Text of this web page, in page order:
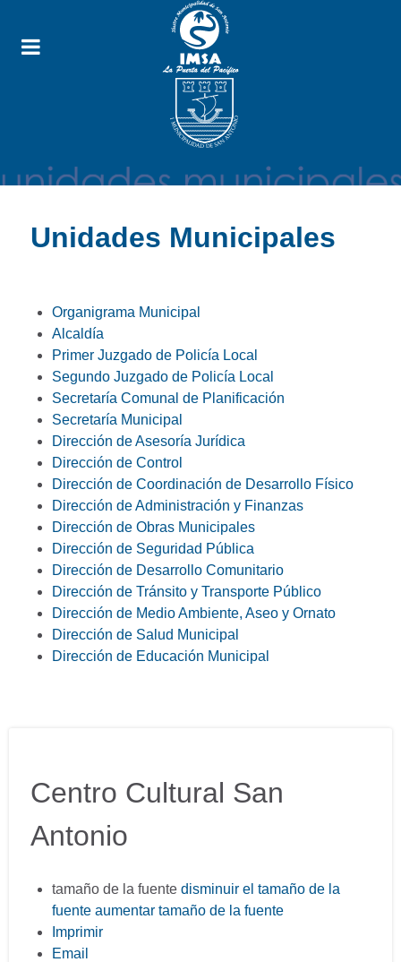
Unidades Municipales
Organigrama Municipal
Alcaldía
Primer Juzgado de Policía Local
Segundo Juzgado de Policía Local
Secretaría Comunal de Planificación
Secretaría Municipal
Dirección de Asesoría Jurídica
Dirección de Control
Dirección de Coordinación de Desarrollo Físico
Dirección de Administración y Finanzas
Dirección de Obras Municipales
Dirección de Seguridad Pública
Dirección de Desarrollo Comunitario
Dirección de Tránsito y Transporte Público
Dirección de Medio Ambiente, Aseo y Ornato
Dirección de Salud Municipal
Dirección de Educación Municipal
Centro Cultural San
Antonio
tamaño de la fuente disminuir el tamaño de la
fuente aumentar tamaño de la fuente
Imprimir
Email